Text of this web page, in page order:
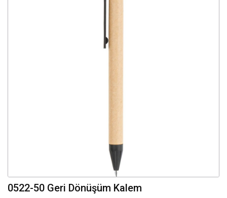
0522-50 Geri Dönüşüm Kalem